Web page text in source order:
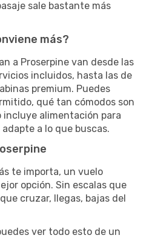
sale bastante más
más?
a Proserpine van desde las
incluidos, hasta las de
premium. Puedes
qué tan cómodos son
incluye alimentación para
a lo que buscas.
te importa, un vuelo
opción. Sin escalas que
cruzar, llegas, bajas del
ver todo esto de un